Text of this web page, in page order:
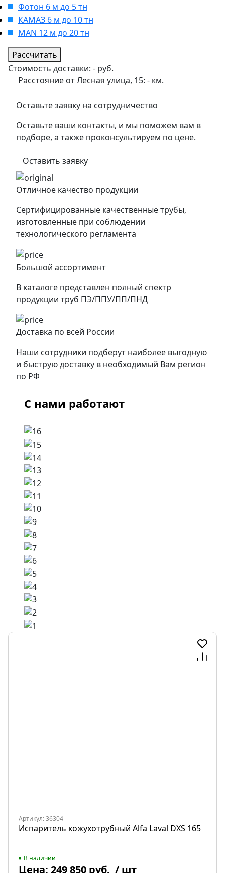
Фотон 6 м до 5 тн
КАМАЗ 6 м до 10 тн
MAN 12 м до 20 тн
Рассчитать
Стоимость доставки: - руб.
Расстояние от Лесная улица, 15: - км.
Оставьте заявку на сотрудничество
Оставьте ваши контакты, и мы поможем вам в
подборе, а также проконсультируем по цене.
Оставить заявку
Отличное качество продукции
Сертифицированные качественные трубы,
изготовленные при соблюдении
технологического регламента
Большой ассортимент
В каталоге представлен полный спектр
продукции труб ПЭ/ППУ/ПП/ПНД
Доставка по всей России
Наши сотрудники подберут наиболее выгодную
и быструю доставку в необходимый Вам регион
по РФ
С нами работают
Артикул: 36304
Испаритель кожухотрубный Alfa Laval DXS 165
В наличии
Цена: 249 850 руб. / шт